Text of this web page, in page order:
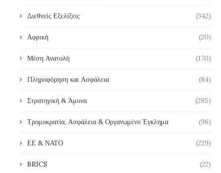
Διεθνείς Εξελίξεις (342)
Αφρική (20)
Μέση Ανατολή (170)
Πληροφόρηση και Ασφάλεια (84)
Στρατηγική & Άμυνα (285)
Τρομοκρατία, Ασφάλεια & Οργανωμένο Έγκλημα (96)
ΕΕ & ΝΑΤΟ (229)
BRICS (22)